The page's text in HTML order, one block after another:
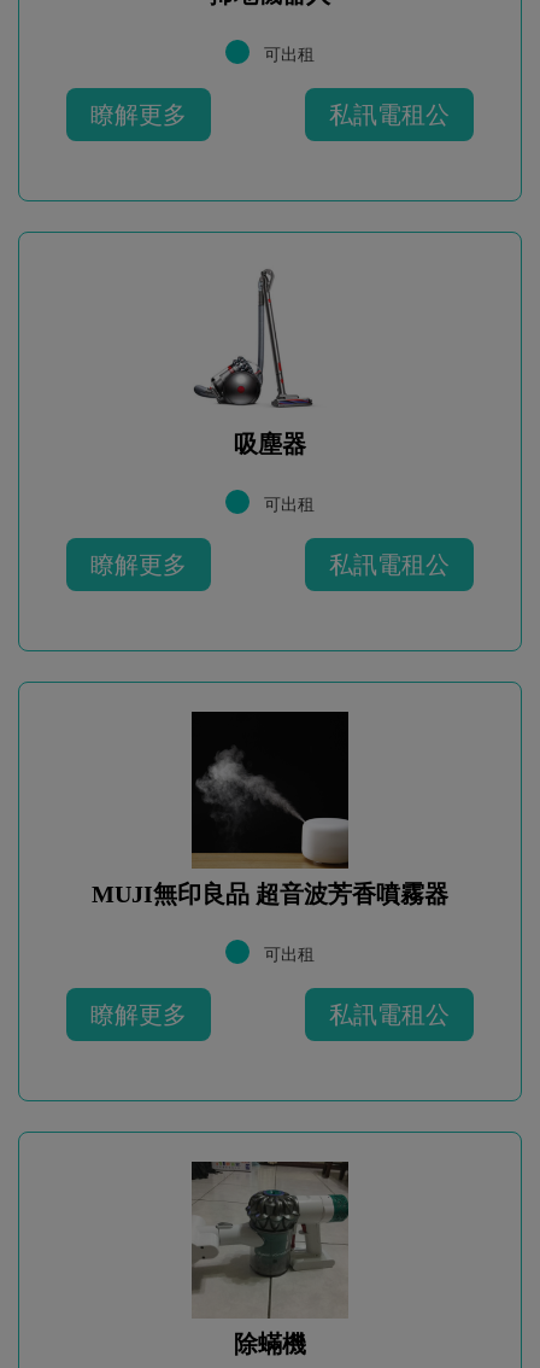
可出租
瞭解更多 私訊電租公
吸塵器
可出租
瞭解更多 私訊電租公
MUJI無印良品 超音波芳香噴霧器
可出租
瞭解更多 私訊電租公
除蟎機